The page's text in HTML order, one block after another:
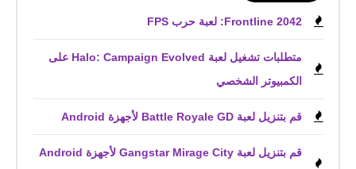
Frontline 2042: لعبة حرب FPS
متطلبات تشغيل لعبة Halo: Campaign Evolved على
الكمبيوتر الشخصي
قم بتنزيل لعبة Battle Royale GD لأجهزة Android
قم بتنزيل لعبة Gangstar Mirage City لأجهزة Android